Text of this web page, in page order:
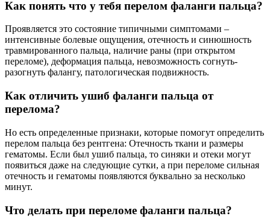
Как понять что у тебя перелом фаланги пальца?
Проявляется это состояние типичными симптомами –
интенсивные болевые ощущения, отечность и синюшность
травмированного пальца, наличие раны (при открытом
переломе), деформация пальца, невозможность согнуть-
разогнуть фалангу, патологическая подвижность.
Как отличить ушиб фаланги пальца от
перелома?
Но есть определенные признаки, которые помогут определить
перелом пальца без рентгена: Отечность ткани и размеры
гематомы. Если был ушиб пальца, то синяки и отеки могут
появиться даже на следующие сутки, а при переломе сильная
отечность и гематомы появляются буквально за несколько
минут.
Что делать при переломе фаланги пальца?